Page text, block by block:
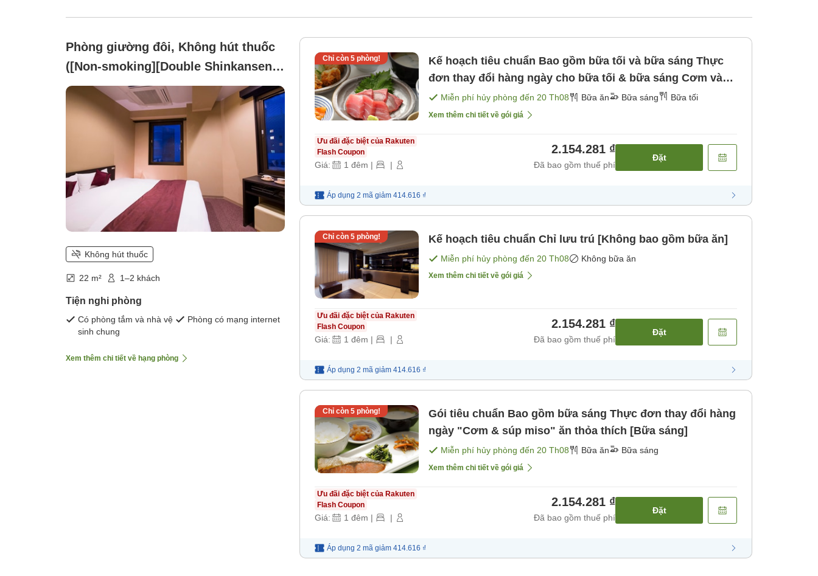
Phòng giường đôi, Không hút thuốc
([Non-smoking][Double Shinkansen
Side](160cm/22㎡))
Không hút thuốc
22 m² 1–2 khách
Tiện nghi phòng
Có phòng tắm và nhà vệ
sinh chung
Phòng có mạng internet
Xem thêm chi tiết về hạng phòng
Chỉ còn 5phòng!
Kế hoạch tiêu chuẩn Bao gồm bữa tối và bữa sáng Thực
đơn thay đổi hàng ngày cho bữa tối & bữa sáng Cơm và
súp miso dùng không giới hạn [Bữa sáng] [Bữa tối]
Miễn phí hủy phòng đến 20 Th08 Bữa ăn Bữa sáng Bữa tối
Xem thêm chi tiết về gói giá
Ưu đãi đặc biệt của Rakuten
Flash Coupon
Giá: 1 đêm | |
2.154.281 ₫
Đã bao gồm thuế phí
Đặt
Áp dụng 2 mã giảm 414.616 ₫
Chỉ còn 5phòng! Kế hoạch tiêu chuẩn Chỉ lưu trú [Không bao gồm bữa ăn]
Miễn phí hủy phòng đến 20 Th08 Không bữa ăn
Xem thêm chi tiết về gói giá
Ưu đãi đặc biệt của Rakuten
Flash Coupon
Giá: 1 đêm | |
2.154.281 ₫
Đã bao gồm thuế phí
Đặt
Áp dụng 2 mã giảm 414.616 ₫
Chỉ còn 5phòng!
Gói tiêu chuẩn Bao gồm bữa sáng Thực đơn thay đổi hàng
ngày "Cơm & súp miso" ăn thỏa thích [Bữa sáng]
Miễn phí hủy phòng đến 20 Th08 Bữa ăn Bữa sáng
Xem thêm chi tiết về gói giá
Ưu đãi đặc biệt của Rakuten
Flash Coupon
Giá: 1 đêm | |
2.154.281 ₫
Đã bao gồm thuế phí
Đặt
Áp dụng 2 mã giảm 414.616 ₫